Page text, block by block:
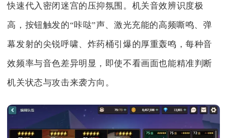
快速代入密闭迷宫的压抑氛围。机关音效辨识度极
高，按钮触发的“咔哒”声、激光充能的高频嘶鸣、弹
幕发射的尖锐呼啸、炸药桶引爆的厚重轰鸣，每种音
效频率与音色差异明显，即使不看画面也能精准判断
机关状态与攻击来袭方向。